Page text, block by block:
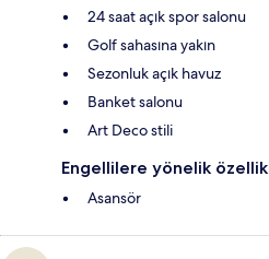
24 saat açık spor salonu
Golf sahasına yakın
Sezonluk açık havuz
Banket salonu
Art Deco stili
Engellilere yönelik
Asansör